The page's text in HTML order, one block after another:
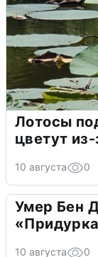
Лотосы
цветут
10 августа 0
Умер Бен
10 августа 0